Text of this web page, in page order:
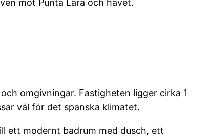
mot Punta Lara och havet.
omgivningar. Fastigheten ligger cirka 1
väl för det spanska klimatet.
ett modernt badrum med dusch, ett